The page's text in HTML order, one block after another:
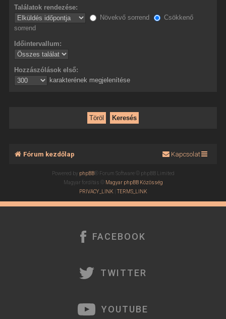
Találatok rendezése:
Növekvő sorrend
Csökkenő
sorrend
Időintervallum:
Hozzászólások első:
karakterének megjelenítése
Fórum kezdőlap Kapcsolat
Powered by phpBB® Forum Software © phpBB Limited
Magyar fordítás © Magyar phpBB Közösség
PRIVACY_LINK|TERMS_LINK
FACEBOOK
TWITTER
YOUTUBE